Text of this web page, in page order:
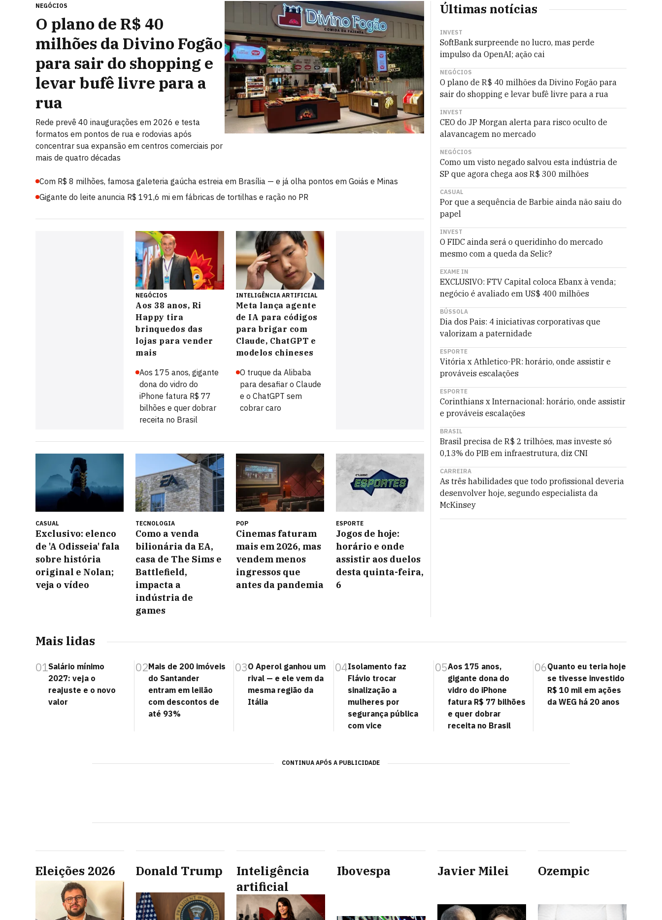
NEGÓCIOS
O plano de R$ 40
milhões da Divino Fogão
para sair do shopping e
levar bufê livre para a
rua
Rede prevê 40 inaugurações em 2026 e testa
formatos em pontos de rua e rodovias após
concentrar sua expansão em centros comerciais por
mais de quatro décadas
Com R$ 8 milhões, famosa galeteria gaúcha estreia em Brasília — e já olha pontos em Goiás e Minas
Gigante do leite anuncia R$ 191,6 mi em fábricas de tortilhas e ração no PR
NEGÓCIOS
Aos 38 anos, Ri
Happy tira
brinquedos das
lojas para vender
mais
Aos 175 anos, gigante
dona do vidro do
iPhone fatura R$ 77
bilhões e quer dobrar
receita no Brasil
INTELIGÊNCIA ARTIFICIAL
Meta lança agente
de IA para códigos
para brigar com
Claude, ChatGPT e
modelos chineses
O truque da Alibaba
para desafiar o Claude
e o ChatGPT sem
cobrar caro
CASUAL
Exclusivo: elenco
de 'A Odisseia' fala
sobre história
original e Nolan;
veja o vídeo
TECNOLOGIA
Como a venda
bilionária da EA,
casa de The Sims e
Battlefield,
impacta a
indústria de
games
POP
Cinemas faturam
mais em 2026, mas
vendem menos
ingressos que
antes da pandemia
ESPORTE
Jogos de hoje:
horário e onde
assistir aos duelos
desta quinta-feira,
6
Últimas notícias
INVEST
SoftBank surpreende no lucro, mas perde
impulso da OpenAI; ação cai
NEGÓCIOS
O plano de R$ 40 milhões da Divino Fogão para
sair do shopping e levar bufê livre para a rua
INVEST
CEO do JP Morgan alerta para risco oculto de
alavancagem no mercado
NEGÓCIOS
Como um visto negado salvou esta indústria de
SP que agora chega aos R$ 300 milhões
CASUAL
Por que a sequência de Barbie ainda não saiu do
papel
INVEST
O FIDC ainda será o queridinho do mercado
mesmo com a queda da Selic?
EXAME IN
EXCLUSIVO: FTV Capital coloca Ebanx à venda;
negócio é avaliado em US$ 400 milhões
BÚSSOLA
Dia dos Pais: 4 iniciativas corporativas que
valorizam a paternidade
ESPORTE
Vitória x Athletico-PR: horário, onde assistir e
prováveis escalações
ESPORTE
Corinthians x Internacional: horário, onde assistir
e prováveis escalações
BRASIL
Brasil precisa de R$ 2 trilhões, mas investe só
0,13% do PIB em infraestrutura, diz CNI
CARREIRA
As três habilidades que todo profissional deveria
desenvolver hoje, segundo especialista da
McKinsey
Mais lidas
01Salário mínimo
2027: veja o
reajuste e o novo
valor
02Mais de 200 imóveis
do Santander
entram em leilão
com descontos de
até 93%
03O Aperol ganhou um
rival — e ele vem da
mesma região da
Itália
04Isolamento faz
Flávio trocar
sinalização a
mulheres por
segurança pública
com vice
05Aos 175 anos,
gigante dona do
vidro do iPhone
fatura R$ 77 bilhões
e quer dobrar
receita no Brasil
06Quanto eu teria hoje
se tivesse investido
R$ 10 mil em ações
da WEG há 20 anos
CONTINUA APÓS A PUBLICIDADE
Eleições 2026 Donald Trump
Inteligência
artificial
Ibovespa Javier Milei Ozempic